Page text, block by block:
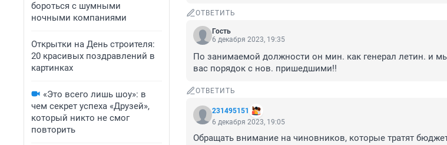
бороться с шумными
ночными компаниями
Открытки на День строителя:
20 красивых поздравлений в
картинках
«Это всего лишь шоу»: в
чем секрет успеха «Друзей»,
который никто не смог
повторить
ОТВЕТИТЬ
Гость
6 декабря 2023, 19:35
По занимаемой должности он мин. как генерал летин. и
вас порядок с нов. пришедшими!!
ОТВЕТИТЬ
231495151
6 декабря 2023, 19:05
Обращать внимание на чиновников, которые тратят